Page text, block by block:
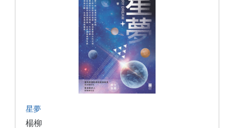
星夢
楊柳